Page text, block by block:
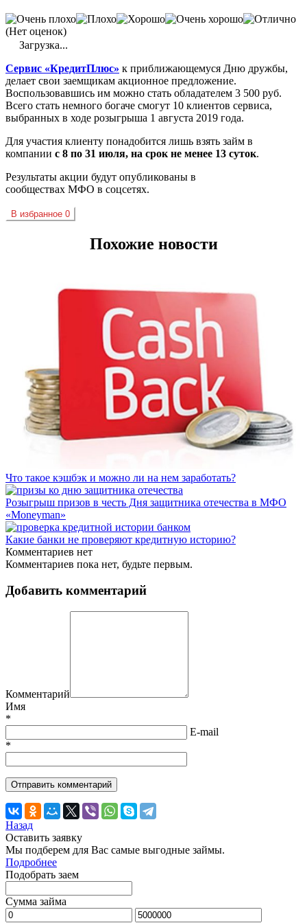
(Нет оценок)
Загрузка...
Сервис «КредитПлюс» к приближающемуся Дню дружбы,
делает свои заемщикам акционное предложение.
Воспользовавшись им можно стать обладателем 3 500 руб.
Всего стать немного богаче смогут 10 клиентов сервиса,
выбранных в ходе розыгрыша 1 августа 2019 года.
Для участия клиенту понадобится лишь взять займ в
компании с 8 по 31 июля, на срок не менее 13 суток.
Результаты акции будут опубликованы в
сообществах МФО в соцсетях.
В избранное 0
Похожие новости
Что такое кэшбэк и можно ли на нем заработать?
Розыгрыш призов в честь Дня защитника отечества в МФО
«Moneyman»
Какие банки не проверяют кредитную историю?
Комментариев нет
Комментариев пока нет, будьте первым.
Добавить комментарий
Комментарий
Имя
*
E-mail
*
Назад
Оставить заявку
Мы подберем для Вас самые выгодные займы.
Подробнее
Подобрать заем
Сумма займа